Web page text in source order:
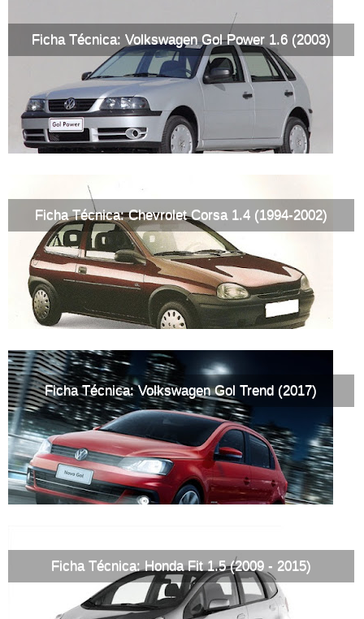
Ficha Técnica: Volkswagen Gol Power 1.6 (2003)
Ficha Técnica: Chevrolet Corsa 1.4 (1994-2002)
Ficha Técnica: Volkswagen Gol Trend (2017)
Ficha Técnica: Honda Fit 1.5 (2009 - 2015)